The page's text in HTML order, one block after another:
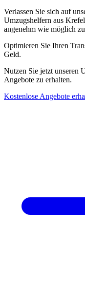
Verlassen Sie sich auf
Umzugshelfern aus
angenehm wie möglich
Optimieren Sie Ihren
Geld.
Nutzen Sie jetzt unseren
Angebote zu erhalten.
Kostenlose Angebote